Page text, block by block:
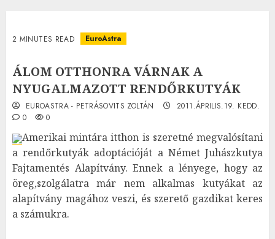
2 MINUTES READ EuroAstra
ÁLOM OTTHONRA VÁRNAK A
NYUGALMAZOTT RENDŐRKUTYÁK
EUROASTRA - PETRÁSOVITS ZOLTÁN
2011.ÁPRILIS.19. KEDD.
0
0
Amerikai mintára itthon is szeretné megvalósítani
a rendőrkutyák adoptációját a Német Juhászkutya
Fajtamentés Alapítvány. Ennek a lényege, hogy az
öreg,szolgálatra már nem alkalmas kutyákat az
alapítvány magához veszi, és szerető gazdikat keres
a számukra.